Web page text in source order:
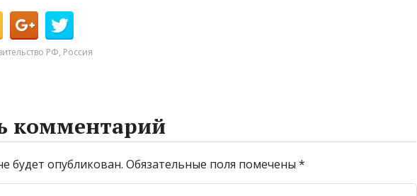
РФ, Россия
комментарий
будет опубликован. Обязательные поля помечены *